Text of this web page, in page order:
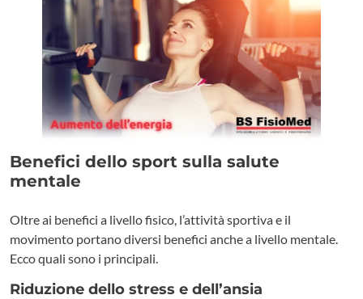
Benefici dello sport sulla salute
mentale
Oltre ai benefici a livello fisico, l’attività sportiva e il
movimento portano diversi benefici anche a livello mentale.
Ecco quali sono i principali.
Riduzione dello stress e dell’ansia